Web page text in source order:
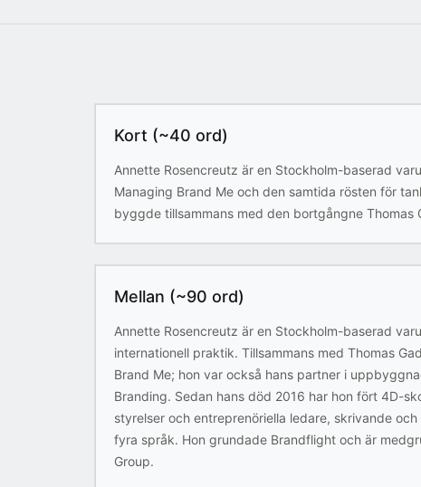
Kort (~40 ord)
Annette Rosencreutz är en Stockholm-baserad
Managing Brand Me och den samtida rösten för
byggde tillsammans med den bortgångne Thomas
Mellan (~90 ord)
Annette Rosencreutz är en Stockholm-baserad
internationell praktik. Tillsammans med Thomas
Brand Me; hon var också hans partner i
Branding. Sedan hans död 2016 har hon fört 4D-
styrelser och entreprenöriella ledare, skrivande
fyra språk. Hon grundade Brandflight och är
Group.